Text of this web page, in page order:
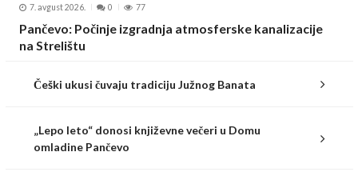
7. avgust 2026. 0 77
Pančevo: Počinje izgradnja atmosferske kanalizacije
na Strelištu
Češki ukusi čuvaju tradiciju Južnog Banata
„Lepo leto“ donosi književne večeri u Domu
omladine Pančevo